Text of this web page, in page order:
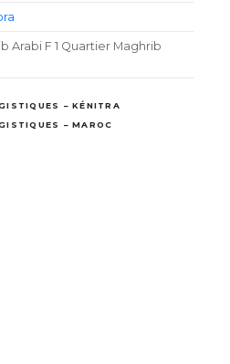
Arabi F 1 Quartier Maghrib
– KÉNITRA
– MAROC